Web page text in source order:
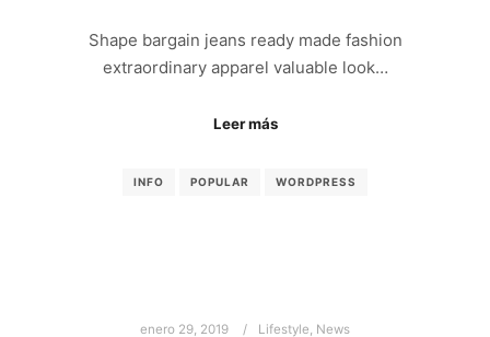
Shape bargain jeans ready made fashion
extraordinary apparel valuable look…
Leer más
INFO POPULAR WORDPRESS
enero 29, 2019 Lifestyle, News